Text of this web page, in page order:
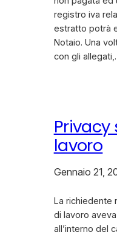
registro iva
estratto potrà
Notaio. Una
con gli
lavoro
Gennaio 21,
La richiedente
di lavoro
all’interno del